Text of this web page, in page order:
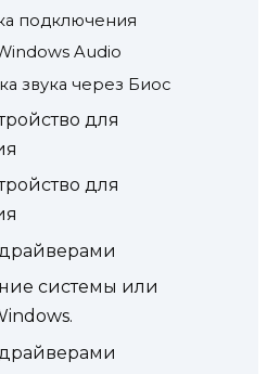
подключения
Audio
звука через Биос
для
для
системы или